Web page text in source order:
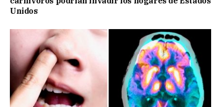
Unidos